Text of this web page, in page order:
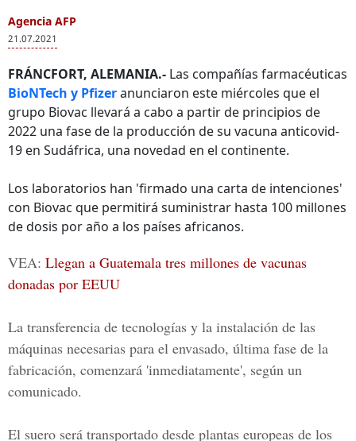
Agencia AFP
21.07.2021
FRÁNCFORT, ALEMANIA.- Las compañías farmacéuticas
BioNTech y Pfizeranunciaron este miércoles que el
grupo Biovac llevará a cabo a partir de principios de
2022 una fase de la producción de su vacuna anticovid-
19 en Sudáfrica, una novedad en el continente.
Los laboratorios han 'firmado una carta de intenciones'
con Biovac que permitirá suministrar hasta 100 millones
de dosis por año a los países africanos.
VEA: Llegan a Guatemala tres millones de vacunas
donadas por EEUU
La transferencia de tecnologías y la instalación de las
máquinas necesarias para el envasado, última fase de la
fabricación, comenzará 'inmediatamente', según un
comunicado.
El suero será transportado desde plantas europeas de los